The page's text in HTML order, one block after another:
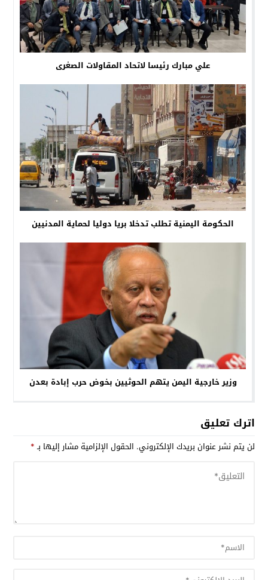
علي مبارك رئيسا لاتحاد المقاولات الصغرى
الحكومة اليمنية تطلب تدخلا بريا دوليا لحماية المدنيين
وزير خارجية اليمن يتهم الحوثيين بخوض حرب إبادة بعدن
اترك تعليق
لن يتم نشر عنوان بريدك الإلكتروني. الحقول الإلزامية مشار إليها بـ*